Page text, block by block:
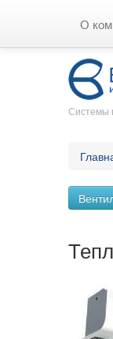
О
Системы